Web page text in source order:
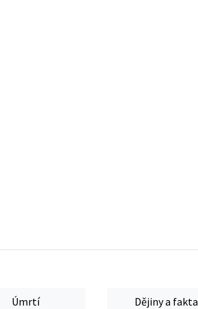
Úmrtí Dějiny a fakta